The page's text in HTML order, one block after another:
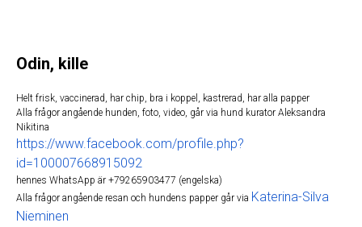
Odin, kille
Helt frisk, vaccinerad, har chip, bra i koppel, kastrerad, har alla papper
Alla frågor angående hunden, foto, video, går via hund kurator Aleksandra
Nikitina
https://www.facebook.com/profile.php?
id=100007668915092
hennes WhatsApp är +79265903477 (engelska)
Alla frågor angående resan och hundens papper går via Katerina-Silva
Nieminen